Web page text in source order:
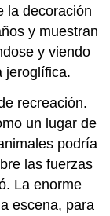
la decoración
y muestran
y viendo
jeroglífica.
recreación.
un lugar de
podría
las fuerzas
La enorme
escena, para